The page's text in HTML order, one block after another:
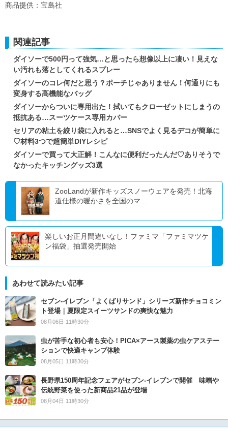
商品提供：宝島社
関連記事
ダイソーで500円って強気…と思ったら想像以上に凄い！見えな
い汚れも落としてくれるスプレー
ダイソーのコレ何だと思う？ポーチじゃありません！何通りにも
変身する高機能なバッグ
ダイソーからついに専用出た！拭いてもクローゼットにしまうの
抵抗ある…スーツケース専用カバー
セリアの粘土を絞り袋に入れると…SNSでよく見るデコが簡単に
♡材料3つで超簡単DIYレシピ
ダイソーで買って大正解！こんなに便利だったんだ♡ありそうで
なかったキッチングッズ3選
ZooLandが新作キッズスノーウェアを発売！北海
道仕様の暖かさを全国のマ...
楽しいお正月間違いなし！ファミマ「ファミマツケ
ン福袋」抽選発売開始
あわせて読みたい記事
セブン‐イレブン「よくばりサンド」シリーズ新作チョコミン
ト登場｜夏限定スイーツサンドの爽快な魅力
08月06日 11時30分
虫が苦手な初心者も安心！PICA×アース製薬の虫ケアステー
ションで快適キャンプ体験
08月05日 11時30分
長野県150周年記念フェアがセブン-イレブンで開催 味噌や
伝統野菜を使った新商品21品が登場
08月04日 11時30分